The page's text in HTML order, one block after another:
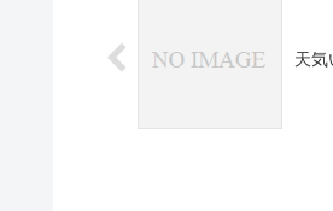
天気